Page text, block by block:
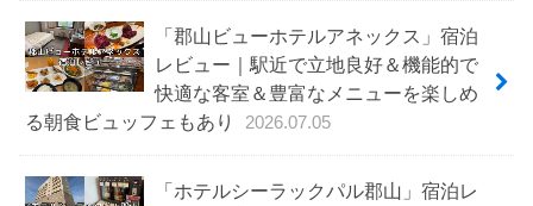
「郡山ビューホテルアネックス」宿泊
レビュー｜駅近で立地良好＆機能的で
快適な客室＆豊富なメニューを楽しめ
る朝食ビュッフェもあり
2026.07.05
「ホテルシーラックパル郡山」宿泊レ